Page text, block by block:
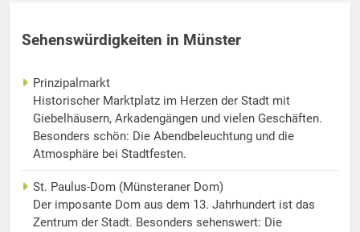
Sehenswürdigkeiten in Münster
Prinzipalmarkt
Historischer Marktplatz im Herzen der Stadt mit
Giebelhäusern, Arkadengängen und vielen Geschäften.
Besonders schön: Die Abendbeleuchtung und die
Atmosphäre bei Stadtfesten.
St. Paulus-Dom (Münsteraner Dom)
Der imposante Dom aus dem 13. Jahrhundert ist das
Zentrum der Stadt. Besonders sehenswert: Die